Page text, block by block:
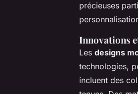
précieuses
Innovations
Les designs
technologies,
incluent des